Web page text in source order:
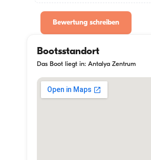
Bewertung schreiben
Bootsstandort
Das Boot liegt in: Antalya Zentrum